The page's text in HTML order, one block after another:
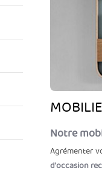
Notre
Agrémenter
d'occasion